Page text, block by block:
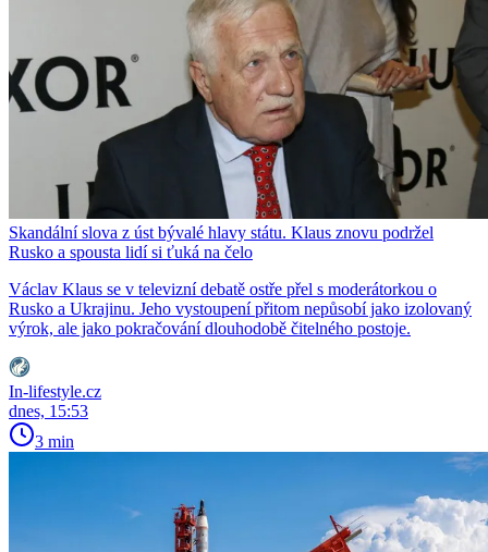
Skandální slova z úst bývalé hlavy státu. Klaus znovu podržel
Rusko a spousta lidí si ťuká na čelo
Václav Klaus se v televizní debatě ostře přel s moderátorkou o
Rusko a Ukrajinu. Jeho vystoupení přitom nepůsobí jako izolovaný
výrok, ale jako pokračování dlouhodobě čitelného postoje.
In-lifestyle.cz
dnes, 15:53
3 min